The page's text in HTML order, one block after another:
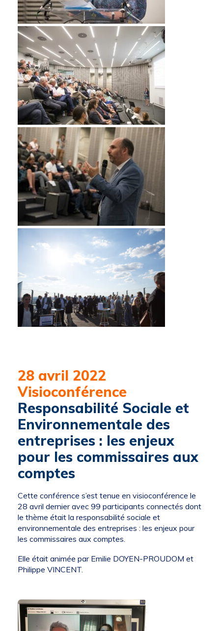
28 avril 2022
Visioconférence
Responsabilité Sociale et
Environnementale des
entreprises : les enjeux
pour les commissaires aux
comptes
Cette conférence s’est tenue en visioconférence le
28 avril dernier avec 99 participants connectés dont
le thème était la responsabilité sociale et
environnementale des entreprises : les enjeux pour
les commissaires aux comptes.
Elle était animée par Emilie DOYEN-PROUDOM et
Philippe VINCENT.